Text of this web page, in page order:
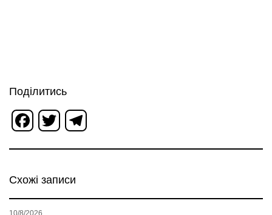
Поділитись
Facebook
Twitter
Схожі записи
10/8/2026